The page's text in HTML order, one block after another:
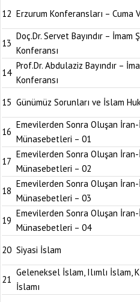
12 Erzurum Konferansları – Cuma
13
Doç.Dr. Servet Bayındır – İmam
Konferansı
14
Prof.Dr. Abdulaziz Bayındır –
Konferansı
15 Günümüz Sorunları ve İslam
16
Emevilerden Sonra Oluşan
Münasebetleri – 01
17
Emevilerden Sonra Oluşan
Münasebetleri – 02
18
Emevilerden Sonra Oluşan
Münasebetleri – 03
19
Emevilerden Sonra Oluşan
Münasebetleri – 04
20 Siyasi İslam
21
Geleneksel İslam, Ilımlı İslam,
İslamı